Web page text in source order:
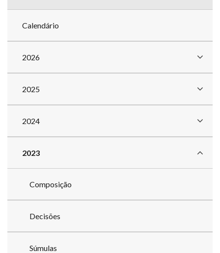
Calendário
2026
2025
2024
2023
Composição
Decisões
Súmulas